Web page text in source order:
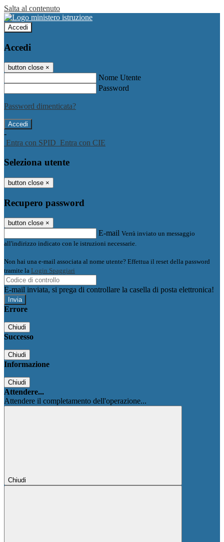
Salta al contenuto
Accedi
Accedi
button close ×
Nome Utente
Password
Password dimenticata?
-
Entra con SPID Entra con CIE
Seleziona utente
button close ×
Recupero password
button close ×
E-mail Verrà inviato un messaggio
all'indirizzo indicato con le istruzioni necessarie.
Non hai una e-mail associata al nome utente? Effettua il reset della password
tramite la Login Spaggiari
E-mail inviata, si prega di controllare la casella di posta elettronica!
Errore
Chiudi
Successo
Chiudi
Informazione
Chiudi
Attendere...
Attendere il completamento dell'operazione...
Chiudi